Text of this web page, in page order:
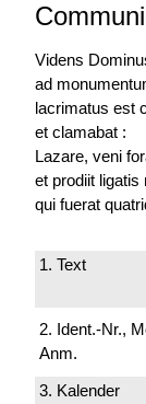
Videns
ad
lacrimatus est
et clamabat :
Lazare, veni
et prodiit ligatis
qui fuerat
1. Text
2. Ident.-Nr.,
Anm.
3. Kalender